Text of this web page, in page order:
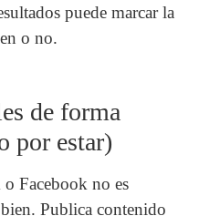
puede marcar la
o no.
de forma
por estar)
Facebook no es
Publica contenido